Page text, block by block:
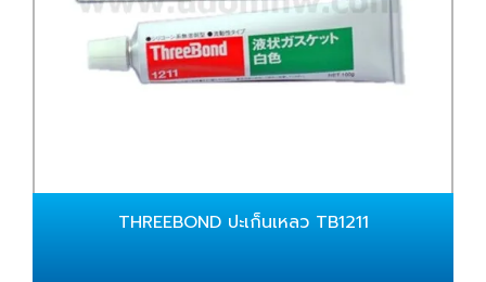
THREEBOND ปะเก็นเหลว TB1211